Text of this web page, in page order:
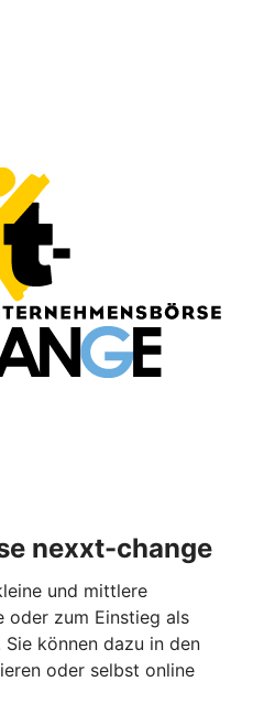
nexxt-change
und mittlere
oder zum Einstieg als
können dazu in den
oder selbst online